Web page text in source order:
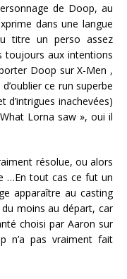
de Doop, au
dans une langue
titre un perso assez
toujours aux intentions
Doop sur X-Men ,
ce run superbe
inachevées)
Lorna saw », oui il
résolue, ou alors
…En tout cas ce fut un
apparaître au casting
moins au départ, car
choisi par Aaron sur
n’a pas vraiment fait